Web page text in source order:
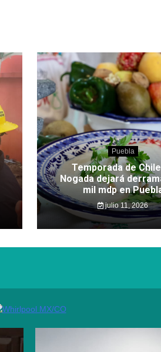
Puebla
Temporada de
Nogada dejará
mil mdp en
julio 11, 2026